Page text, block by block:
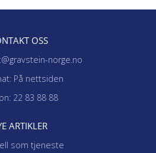
OSS
norge.no
På nettsiden
22 83 88 88
ARTIKLER
som tjeneste